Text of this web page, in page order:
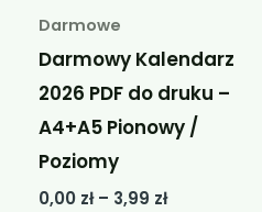
Darmowe
Darmowy Kalendarz
2026 PDF do druku –
A4+A5 Pionowy /
Poziomy
0,00 zł – 3,99 złZakres